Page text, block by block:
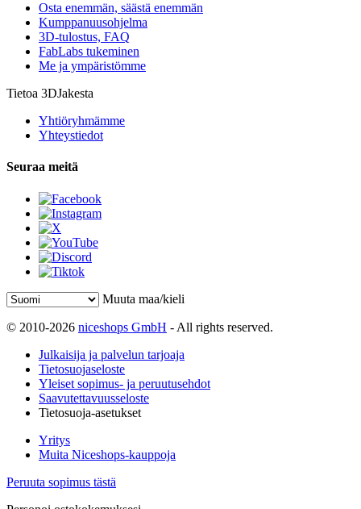
Osta enemmän, säästä enemmän
Kumppanuusohjelma
3D-tulostus, FAQ
FabLabs tukeminen
Me ja ympäristömme
Tietoa 3DJakesta
Yhtiöryhmämme
Yhteystiedot
Seuraa meitä
Muuta maa/kieli
© 2010-2026 niceshops GmbH - All rights reserved.
Julkaisija ja palvelun tarjoaja
Tietosuojaseloste
Yleiset sopimus- ja peruutusehdot
Saavutettavuusseloste
Tietosuoja-asetukset
Yritys
Muita Niceshops-kauppoja
Peruuta sopimus tästä